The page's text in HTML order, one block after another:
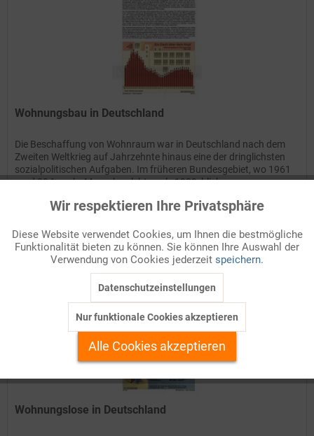
Wohnungsbau in Deutschland
Die Beschaffung von Wohnraum war in Deutschland nach dem
Zweiten Weltkrieg auf Jahrzehnte hinaus eine der dringlichsten
sozialpolitischen Aufgaben. Im früheren Bundesgebiet, wo 1961
rund 30 % mehr Menschen lebten als 1939, blieb zur...
Details
Auf Ihren Merkzettel setzen
Wohnungslose in Deutschland
Funktionale Aktiv
Marketing Inaktiv
Personalisierung Inaktiv
Service
Wir respektieren Ihre Privatsphäre
Diese Website verwendet Cookies, um Ihnen die bestmögliche
Funktionalität bieten zu können. Sie können Ihre Auswahl der
Verwendung von Cookies jederzeit speichern.
Datenschutzeinstellungen
Nur funktionale Cookies akzeptieren
Alle Cookies akzeptieren